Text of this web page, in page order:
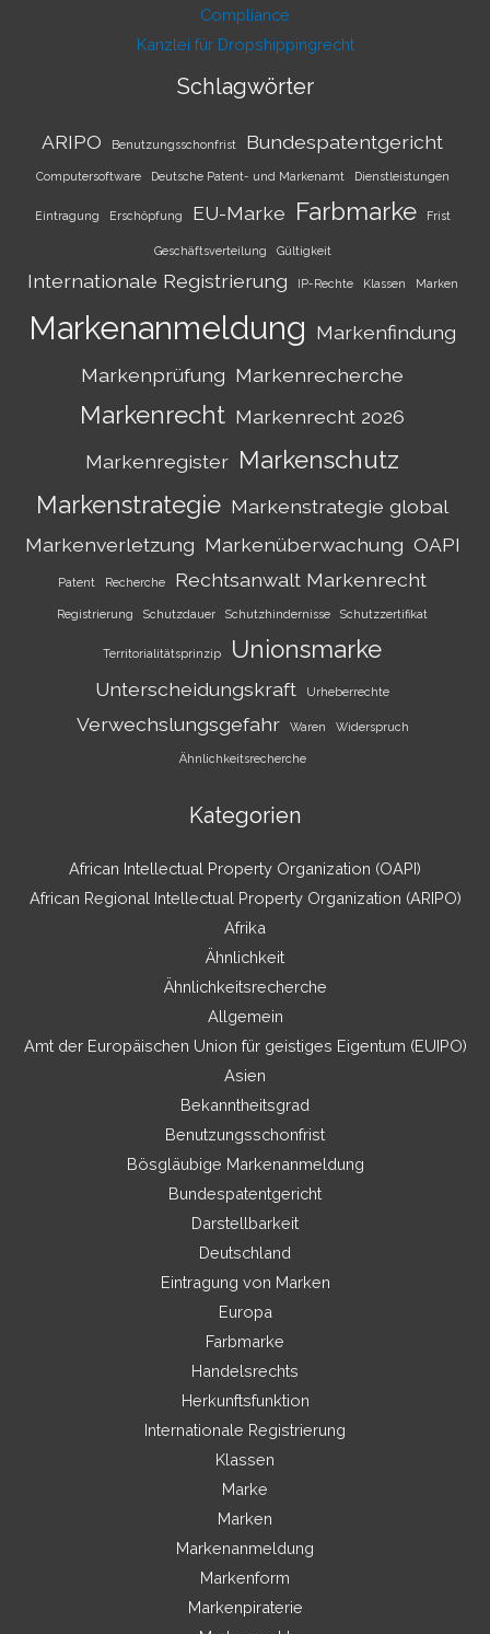
Compliance
Kanzlei für Dropshippingrecht
Schlagwörter
ARIPO Benutzungsschonfrist Bundespatentgericht
Computersoftware Deutsche Patent- und Markenamt Dienstleistungen
Eintragung Erschöpfung EU-Marke Farbmarke Frist
Geschäftsverteilung Gültigkeit
Internationale Registrierung IP-Rechte Klassen Marken
Markenanmeldung Markenfindung
Markenprüfung Markenrecherche
Markenrecht Markenrecht 2026
Markenregister Markenschutz
Markenstrategie Markenstrategie global
Markenverletzung Markenüberwachung OAPI
Patent Recherche Rechtsanwalt Markenrecht
Registrierung Schutzdauer Schutzhindernisse Schutzzertifikat
Territorialitätsprinzip Unionsmarke
Unterscheidungskraft Urheberrechte
Verwechslungsgefahr Waren Widerspruch
Ähnlichkeitsrecherche
Kategorien
African Intellectual Property Organization (OAPI)
African Regional Intellectual Property Organization (ARIPO)
Afrika
Ähnlichkeit
Ähnlichkeitsrecherche
Allgemein
Amt der Europäischen Union für geistiges Eigentum (EUIPO)
Asien
Bekanntheitsgrad
Benutzungsschonfrist
Bösgläubige Markenanmeldung
Bundespatentgericht
Darstellbarkeit
Deutschland
Eintragung von Marken
Europa
Farbmarke
Handelsrechts
Herkunftsfunktion
Internationale Registrierung
Klassen
Marke
Marken
Markenanmeldung
Markenform
Markenpiraterie